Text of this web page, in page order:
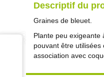
Descriptif du
Graines de bleuet.
Plante peu exigeante
pouvant être
association avec